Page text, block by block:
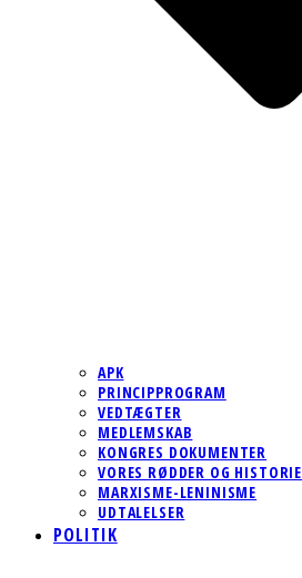
APK
PRINCIPPROGRAM
VEDTÆGTER
MEDLEMSKAB
KONGRES DOKUMENTER
VORES RØDDER OG HISTORIE
MARXISME-LENINISME
UDTALELSER
POLITIK